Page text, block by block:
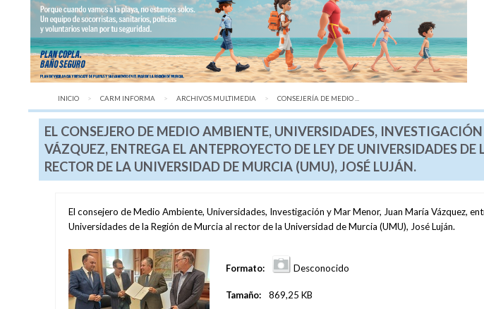
INICIO CARM INFORMA ARCHIVOS MULTIMEDIA AQUÍ:
CONSEJERÍA DE MEDIO ...
EL CONSEJERO DE MEDIO AMBIENTE, UNIVERSIDADES,
VÁZQUEZ, ENTREGA EL ANTEPROYECTO DE LEY DE UNIVERSIDADES
RECTOR DE LA UNIVERSIDAD DE MURCIA (UMU), JOSÉ LUJÁN.
El consejero de Medio Ambiente, Universidades, Investigación y Mar Menor, Juan María Vázquez,
Universidades de la Región de Murcia al rector de la Universidad de Murcia (UMU), José Luján.
Formato: Desconocido
Tamaño: 869,25 KB